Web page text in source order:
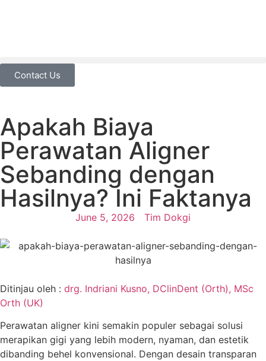
Contact Us
Apakah Biaya
Perawatan Aligner
Sebanding dengan
Hasilnya? Ini Faktanya
June 5, 2026 Tim Dokgi
Ditinjau oleh : drg. Indriani Kusno, DClinDent (Orth), MSc
Orth (UK)
Perawatan aligner kini semakin populer sebagai solusi
merapikan gigi yang lebih modern, nyaman, dan estetik
dibanding behel konvensional. Dengan desain transparan